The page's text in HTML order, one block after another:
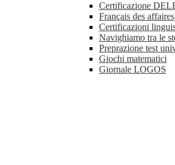
Certificazione
Français des affaires
Certificazioni
Navighiamo tra le
Preprazione test
Giochi matematici
Giornale LOGOS